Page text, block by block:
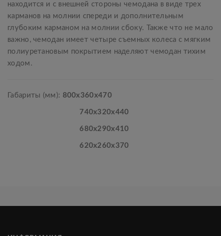
находится и с внешней стороны чемодана в виде трех
карманов на молнии спереди и дополнительным
глубоким карманом на молнии сбоку. Также что не мало
важно, чемодан имеет четыре съемных колеса с мягким
полиуретановым покрытием наделяют чемодан тихим
ходом.
Габариты (мм): 800х360х470
740х320х440
680х290х410
620х260х370